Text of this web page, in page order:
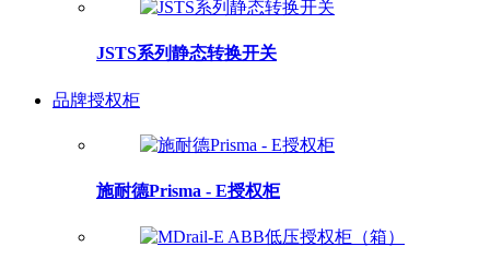
JSTS系列静态转换开关
品牌授权柜
施耐德Prisma - E授权柜